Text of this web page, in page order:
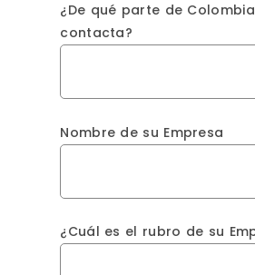
¿De qué parte de
contacta?
Nombre de su Empresa
¿Cuál es el rubro de su